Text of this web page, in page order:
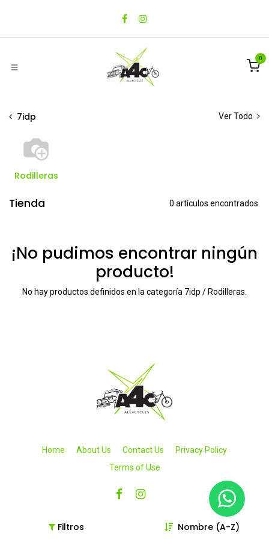
Filtros Nombre (A-Z)
0
7idp Ver Todo
Rodilleras
Tienda 0 artículos encontrados.
¡No pudimos encontrar ningún
producto!
No hay productos definidos en la categoría 7idp / Rodilleras.
Home About Us Contact Us
Privacy Policy
Terms of Use
Copyright © 2026 All4cycles SA de CV. Todos los derechos